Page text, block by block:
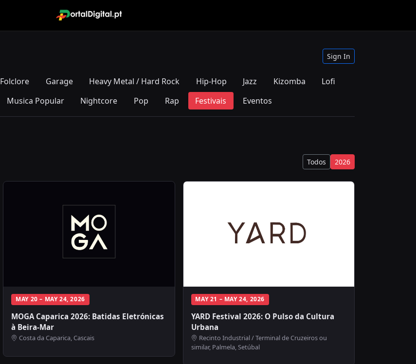
Sign In
Folclore Garage Heavy Metal / Hard Rock Hip-Hop Jazz Kizomba
Lofi
Musica Popular Nightcore Pop Rap Festivais Eventos
Todos 2026
MAY 20 – MAY 24, 2026
MOGA Caparica 2026: Batidas Eletrónicas
à Beira-Mar
Costa da Caparica, Cascais
MAY 21 – MAY 24, 2026
YARD Festival 2026: O Pulso da Cultura
Urbana
Recinto Industrial / Terminal de Cruzeiros ou
similar, Palmela, Setúbal